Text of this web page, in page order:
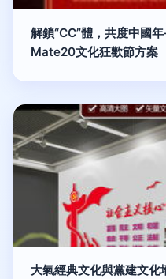
解鎖“CC”體，共度中國
Mate20文化狂歡節方案
大氣經典文化與黨建文